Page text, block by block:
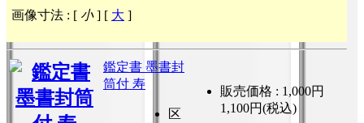
画像寸法 : [ 小] [ 大 ]
鑑定書 墨書封
筒付 寿
区
販売価格 : 1,000円
1,100円(税込)